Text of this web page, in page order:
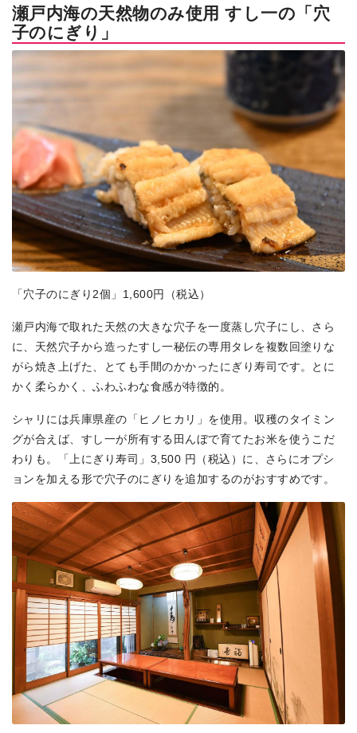
瀬戸内海の天然物のみ使用 すし一の「穴
子のにぎり」
「穴子のにぎり2個」1,600円（税込）
瀬戸内海で取れた天然の大きな穴子を一度蒸し穴子にし、さら
に、天然穴子から造ったすし一秘伝の専用タレを複数回塗りな
がら焼き上げた、とても手間のかかったにぎり寿司です。とに
かく柔らかく、ふわふわな食感が特徴的。
シャリには兵庫県産の「ヒノヒカリ」を使用。収穫のタイミン
グが合えば、すし一が所有する田んぼで育てたお米を使うこだ
わりも。「上にぎり寿司」3,500 円（税込）に、さらにオプシ
ョンを加える形で穴子のにぎりを追加するのがおすすめです。